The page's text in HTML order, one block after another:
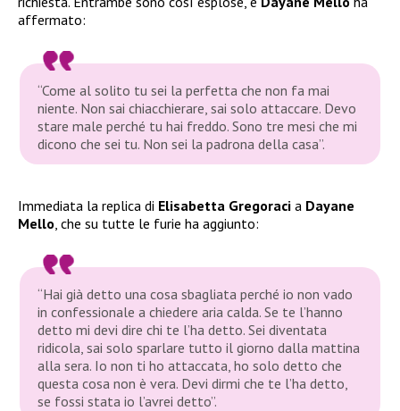
affermato:
“Come al solito tu sei la perfetta che non fa mai
niente. Non sai chiacchierare, sai solo attaccare. Devo
stare male perché tu hai freddo. Sono tre mesi che mi
dicono che sei tu. Non sei la padrona della casa”.
Immediata la replica di Elisabetta Gregoraci a Dayane
Mello , che su tutte le furie ha aggiunto:
“Hai già detto una cosa sbagliata perché io non vado
in confessionale a chiedere aria calda. Se te l’hanno
detto mi devi dire chi te l’ha detto. Sei diventata
ridicola, sai solo sparlare tutto il giorno dalla mattina
alla sera. Io non ti ho attaccata, ho solo detto che
questa cosa non è vera. Devi dirmi che te l’ha detto,
se fossi stata io l’avrei detto”.